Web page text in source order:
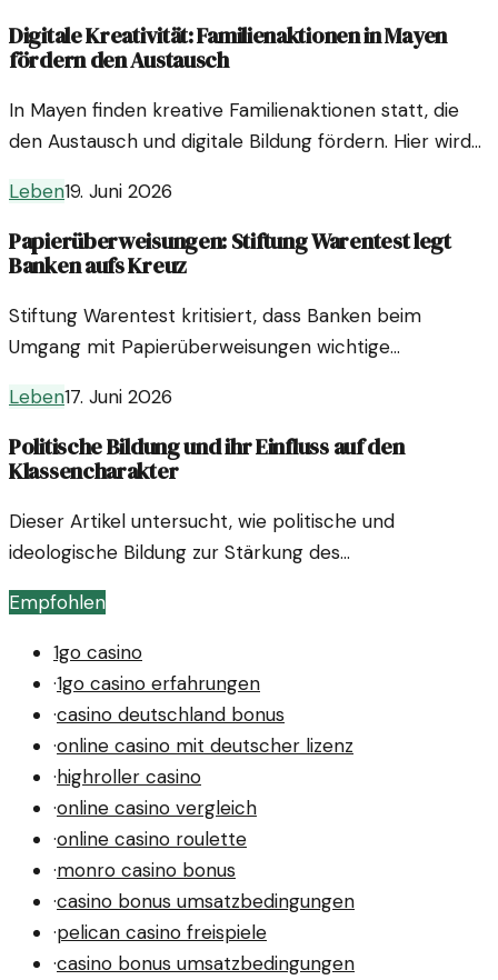
Digitale Kreativität: Familienaktionen in Mayen
fördern den Austausch
In Mayen finden kreative Familienaktionen statt, die
den Austausch und digitale Bildung fördern. Hier wird
Leben19. Juni 2026
Papierüberweisungen: Stiftung Warentest legt
Banken aufs Kreuz
Stiftung Warentest kritisiert, dass Banken beim
Umgang mit Papierüberweisungen wichtige
Folgen haben.
Leben17. Juni 2026
Politische Bildung und ihr Einfluss auf den
Klassencharakter
Dieser Artikel untersucht, wie politische und
ideologische Bildung zur Stärkung des
Die Bildung spielt eine zentrale Rolle bei der
Identitätsbildung und dem kollektiven Handeln der
Arbeiter.
Empfohlen
1go casino
·1go casino erfahrungen
·casino deutschland bonus
·online casino mit deutscher lizenz
·highroller casino
·online casino vergleich
·online casino roulette
·monro casino bonus
·casino bonus umsatzbedingungen
·pelican casino freispiele
·casino bonus umsatzbedingungen